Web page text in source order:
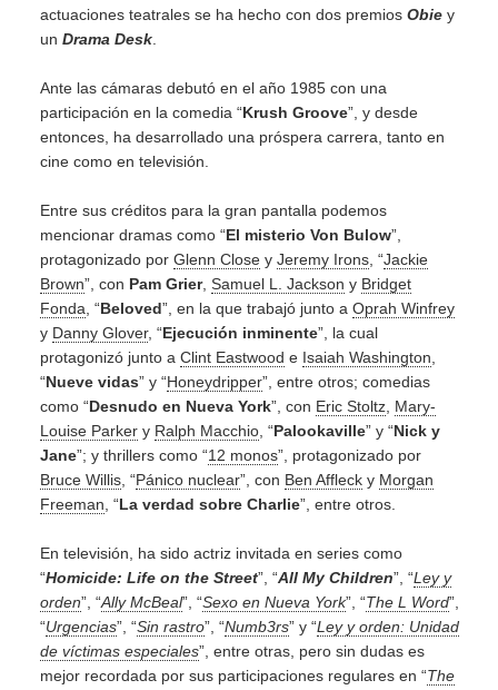
actuaciones teatrales se ha hecho con dos premios Obie y
un Drama Desk
Ante las cámaras debutó en el año 1985 con una
participación en la comedia “Krush Groove”, y desde
entonces, ha desarrollado una próspera carrera, tanto en
cine como en televisión.
Entre sus créditos para la gran pantalla podemos
mencionar dramas como “El misterio Von Bulow”,
protagonizado por Glenn Close y Jeremy Irons , “Jackie
Brown”, con Pam Grier, Samuel L. Jackson y Bridget
Fonda , “Beloved”, en la que trabajó junto a Oprah Winfrey
y Danny Glover, “Ejecución inminente”, la cual
protagonizó junto a Clint Eastwood e Isaiah Washington
“Nueve vidas” y “Honeydripper”, entre otros; comedias
como “Desnudo en Nueva York”, con Eric Stoltz Mary-
Louise Parker y Ralph Macchio , “Palookaville” y “Nick y
Jane”; y thrillers como “12 monos”, protagonizado por
Bruce Willis , “Pánico nuclear”, con Ben Affleck y Morgan
Freeman , “La verdad sobre Charlie”, entre otros.
En televisión, ha sido actriz invitada en series como
“Homicide: Life on the Street”, “All My Children”, “Ley y
orden”, “Ally McBeal”, “Sexo en Nueva York”, “The L Word”,
“Urgencias”, “Sin rastro”, “Numb3rs” y “Ley y orden: Unidad
de víctimas especiales”, entre otras, pero sin dudas es
mejor recordada por sus participaciones regulares en “The